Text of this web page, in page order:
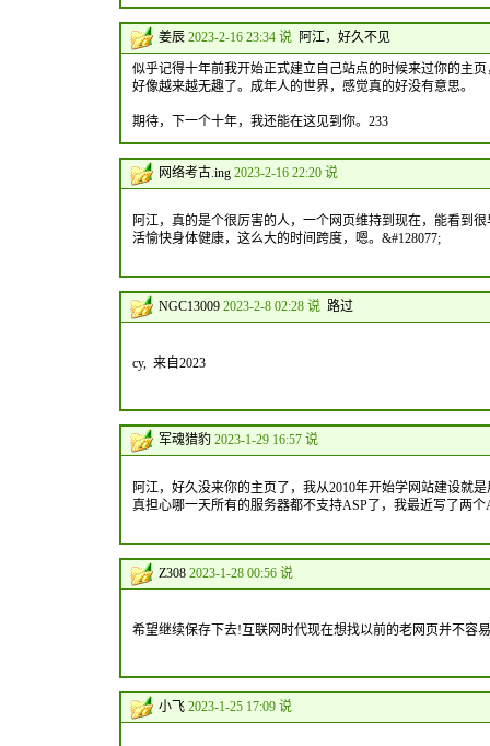
姜辰 2023-2-16 23:34 说 阿江，好久不见
似乎记得十年前我开始正式建立自己站点的时候来过你的主
好像越来越无趣了。成年人的世界，感觉真的好没有意思。
期待，下一个十年，我还能在这见到你。233
网络考古.ing 2023-2-16 22:20 说
阿江，真的是个很厉害的人，一个网页维持到现在，能看到
活愉快身体健康，这么大的时间跨度，嗯。&#128077;
NGC13009 2023-2-8 02:28 说 路过
cy, 来自2023
军魂猎豹 2023-1-29 16:57 说
阿江，好久没来你的主页了，我从2010年开始学网站建设就
真担心哪一天所有的服务器都不支持ASP了，我最近写了两
Z308 2023-1-28 00:56 说
希望继续保存下去!互联网时代现在想找以前的老网页并不容
小飞 2023-1-25 17:09 说